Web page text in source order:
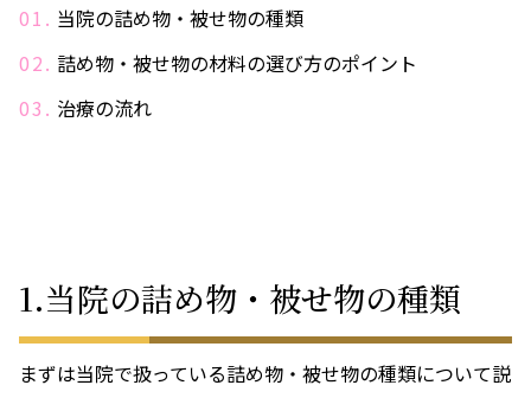
当院の詰め物・被せ物の種類
詰め物・被せ物の材料の選び方のポイント
治療の流れ
1.当院の詰め物・被せ物の種類
まずは当院で扱っている詰め物・被せ物の種類について説